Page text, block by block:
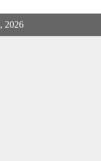
, 2026